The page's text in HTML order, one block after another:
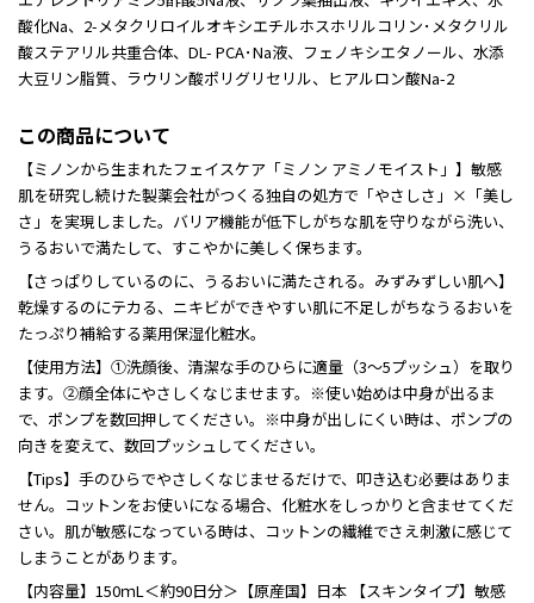
酸化Na、2-メタクリロイルオキシエチルホスホリルコリン･メタクリル
酸ステアリル共重合体、DL- PCA･Na液、フェノキシエタノール、水添
大豆リン脂質、ラウリン酸ポリグリセリル、ヒアルロン酸Na-2
この商品について
【ミノンから生まれたフェイスケア「ミノン アミノモイスト」】敏感
肌を研究し続けた製薬会社がつくる独自の処方で「やさしさ」×「美し
さ」を実現しました。バリア機能が低下しがちな肌を守りながら洗い、
うるおいで満たして、すこやかに美しく保ちます。
【さっぱりしているのに、うるおいに満たされる。みずみずしい肌へ】
乾燥するのにテカる、ニキビができやすい肌に不足しがちなうるおいを
たっぷり補給する薬用保湿化粧水。
【使用方法】①洗顔後、清潔な手のひらに適量（3～5プッシュ）を取り
ます。②顔全体にやさしくなじませます。※使い始めは中身が出るま
で、ポンプを数回押してください。※中身が出しにくい時は、ポンプの
向きを変えて、数回プッシュしてください。
【Tips】手のひらでやさしくなじませるだけで、叩き込む必要はありま
せん。コットンをお使いになる場合、化粧水をしっかりと含ませてくだ
さい。肌が敏感になっている時は、コットンの繊維でさえ刺激に感じて
しまうことがあります。
【内容量】150ｍL＜約90日分＞【原産国】日本 【スキンタイプ】敏感